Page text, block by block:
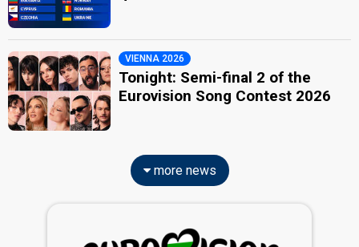
VIENNA 2026
Tonight: Semi-final 2 of the
Eurovision Song Contest 2026
more news